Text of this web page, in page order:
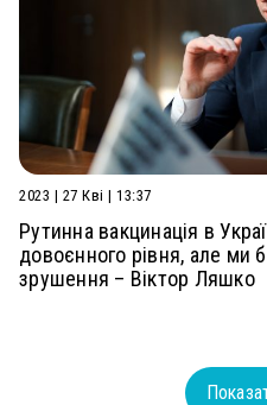
2023 | 27 Кві | 13:37
Рутинна вакцинація в
довоєнного рівня, але ми
зрушення – Віктор Ляшко